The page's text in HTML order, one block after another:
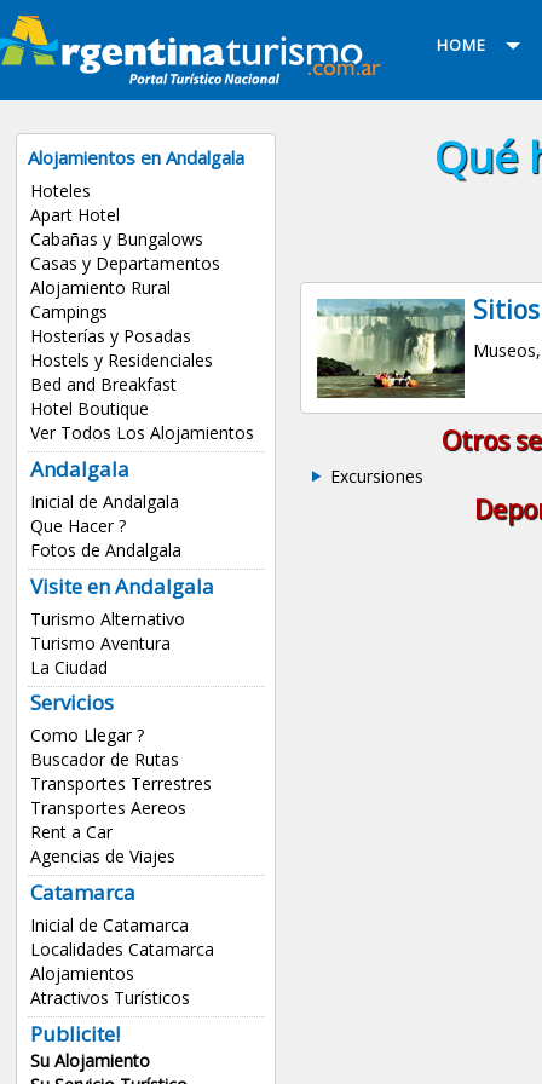
HOME
Alojamientos en Andalgala
Hoteles
Apart Hotel
Cabañas y Bungalows
Casas y Departamentos
Alojamiento Rural
Campings
Hosterías y Posadas
Hostels y Residenciales
Bed and Breakfast
Hotel Boutique
Ver Todos Los Alojamientos
Andalgala
Inicial de Andalgala
Que Hacer ?
Fotos de Andalgala
Visite en Andalgala
Turismo Alternativo
Turismo Aventura
La Ciudad
Servicios
Como Llegar ?
Buscador de Rutas
Transportes Terrestres
Transportes Aereos
Rent a Car
Agencias de Viajes
Catamarca
Inicial de Catamarca
Localidades Catamarca
Alojamientos
Atractivos Turísticos
Publicite!
Su Alojamiento
Qué
Otros
Excursiones